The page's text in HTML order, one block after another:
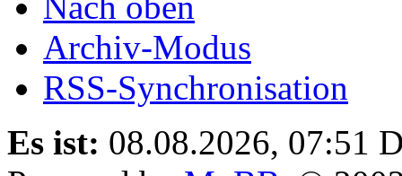
Archiv-Modus
RSS-Synchronisation
Es ist: 08.08.2026, 07:51